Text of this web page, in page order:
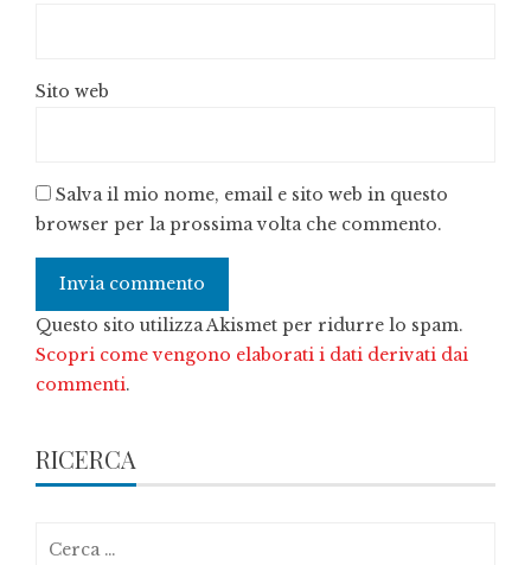
Sito web
Salva il mio nome, email e sito web in questo
browser per la prossima volta che commento.
Questo sito utilizza Akismet per ridurre lo spam.
Scopri come vengono elaborati i dati derivati dai
commenti.
RICERCA